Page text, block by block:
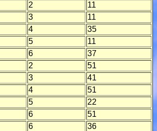
2
11
3
11
4
35
5
11
6
37
2
51
3
41
4
51
5
22
6
51
6 36